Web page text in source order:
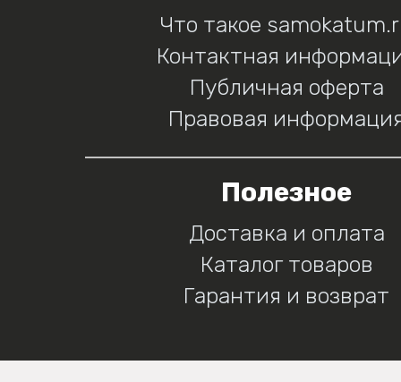
Что такое
Контактная
Публичная оферта
Правовая
Полезное
Доставка и оплата
Каталог товаров
Гарантия и возврат